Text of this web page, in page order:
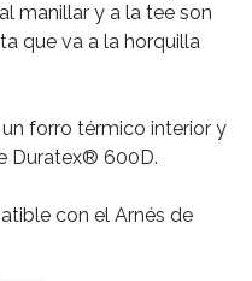
manillar y a la tee son
que va a la horquilla
forro térmico interior y
Duratex® 600D.
con el Arnés de